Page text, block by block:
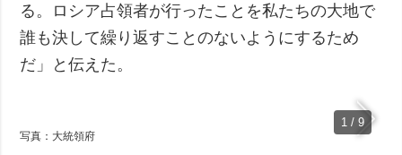
る。ロシア占領者が行ったことを私たちの大地で
誰も決して繰り返すことのないようにするため
だ」と伝えた。
1 / 9
写真：大統領府